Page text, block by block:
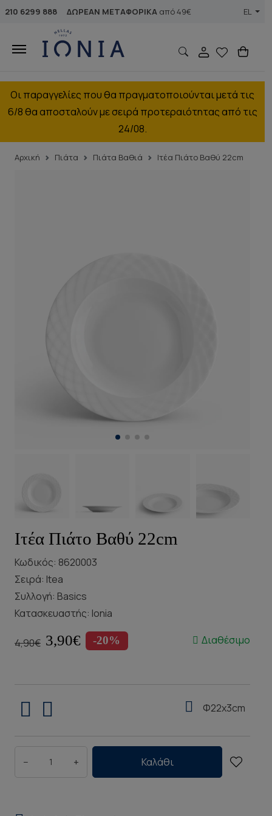
210 6299 888 ΔΩΡΕΑΝ ΜΕΤΑΦΟΡΙΚΑ από 49€ EL
Οι παραγγελίες που θα πραγματοποιούνται μετά τις
6/8 θα αποσταλούν με σειρά προτεραιότητας από τις
24/08.
Αρχική Πιάτα Πιάτα Βαθιά Ιτέα Πιάτο Βαθύ 22cm
Ιτέα Πιάτο Βαθύ 22cm
Κωδικός: 8620003
Σειρά: Itea
Συλλογή: Basics
Κατασκευαστής: Ionia
4,90€ 3,90€ -20% Διαθέσιμο
Φ22x3cm
− + Καλάθι